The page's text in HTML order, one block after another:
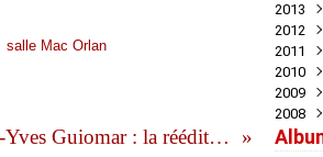
salle Mac Orlan
Le bretonisme de Jean-Yves Guiomar : la réédition d’un ouvrage majeur sur les historiens bretons du XIXe siècle
Avril
Mars
Mai
Avril
Mars
Mai
Avril
Mars
Juin
Mai
Mars
Août
Juin
Mai
Avril
Mars
Août
Juin
Mai
Mars
Août
Juin
Mai
Août
Mai
Avril
Août
Juin
2013
Août
Juin
2012
2011
2010
2009
2008